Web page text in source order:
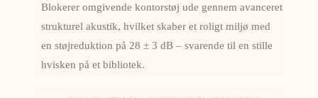
Blokerer omgivende kontorstøj ude gennem avanceret
strukturel akustik, hvilket skaber et roligt miljø med
en støjreduktion på 28 ± 3 dB – svarende til en stille
hvisken på et bibliotek.